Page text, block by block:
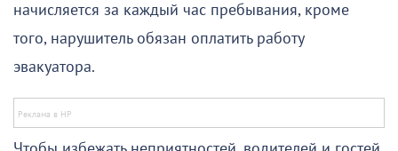
начисляется за каждый час пребывания, кроме
того, нарушитель обязан оплатить работу
эвакуатора.